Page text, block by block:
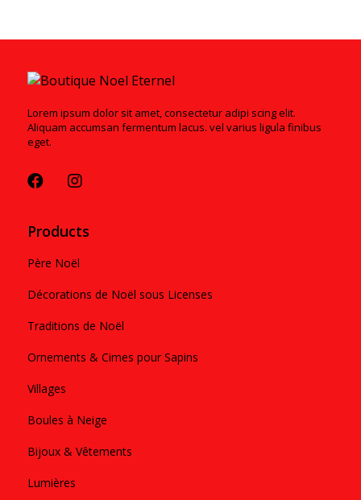
Lorem ipsum dolor sit amet, consectetur adipi scing elit.
Aliquam accumsan fermentum lacus. vel varius ligula finibus
eget.
Products
Père Noël
Décorations de Noël sous Licenses
Traditions de Noël
Ornements & Cimes pour Sapins
Villages
Boules à Neige
Bijoux & Vêtements
Lumières